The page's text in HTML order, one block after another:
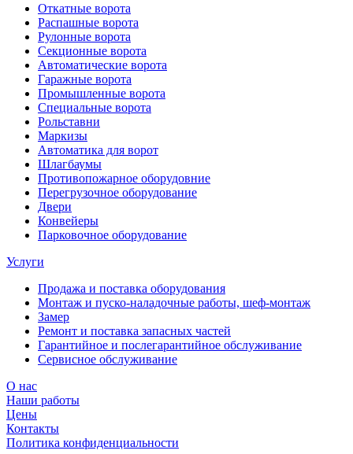
Откатные ворота
Распашные ворота
Рулонные ворота
Секционные ворота
Автоматические ворота
Гаражные ворота
Промышленные ворота
Специальные ворота
Рольставни
Маркизы
Автоматика для ворот
Шлагбаумы
Противопожарное оборудовние
Перегрузочное оборудование
Двери
Конвейеры
Парковочное оборудование
Услуги
Продажа и поставка оборудования
Монтаж и пуско-наладочные работы, шеф-монтаж
Замер
Ремонт и поставка запасных частей
Гарантийное и послегарантийное обслуживание
Сервисное обслуживание
О нас
Наши работы
Цены
Контакты
Политика конфиденциальности